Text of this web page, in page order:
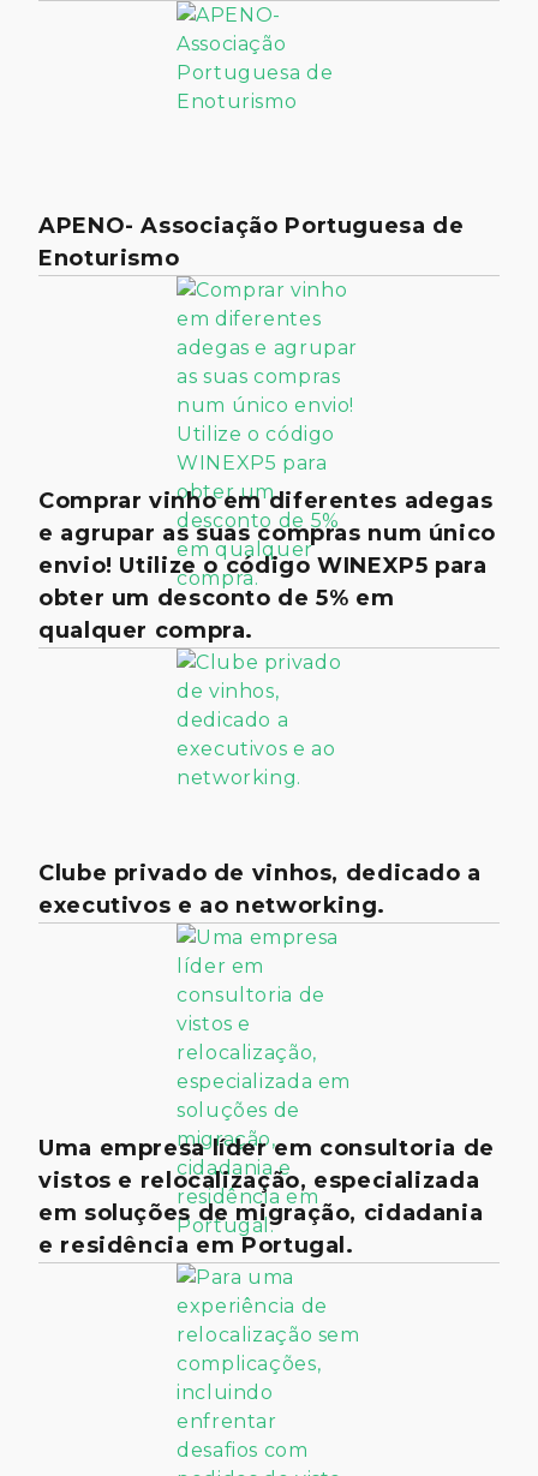
APENO- Associação Portuguesa de
Enoturismo
Comprar vinho em diferentes adegas
e agrupar as suas compras num único
envio! Utilize o código WINEXP5 para
obter um desconto de 5% em
qualquer compra.
Clube privado de vinhos, dedicado a
executivos e ao networking.
Uma empresa líder em consultoria de
vistos e relocalização, especializada
em soluções de migração, cidadania
e residência em Portugal.